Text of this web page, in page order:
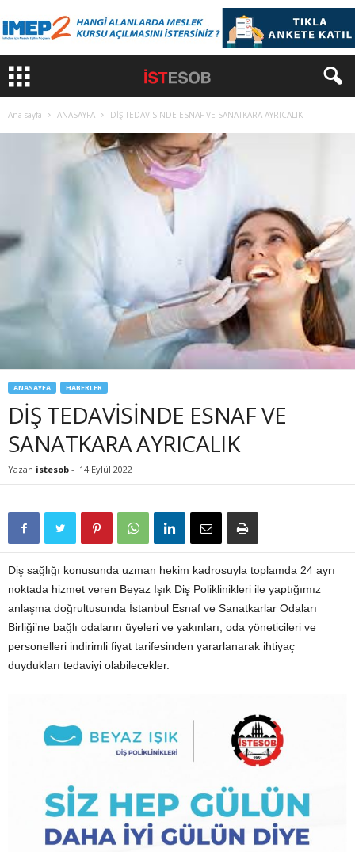
Ana sayfa ANASAYFA DİŞ TEDAVİSİNDE ESNAF VE SANATKARA AYRICALIK
ANASAYFA HABERLER
DİŞ TEDAVİSİNDE ESNAF VE
SANATKARA AYRICALIK
Yazan istesob - 14 Eylül 2022
Diş sağlığı konusunda uzman hekim kadrosuyla toplamda 24 ayrı
noktada hizmet veren Beyaz Işık Diş Poliklinikleri ile yaptığımız
anlaşma doğrultusunda İstanbul Esnaf ve Sanatkarlar Odaları
Birliği’ne bağlı odaların üyeleri ve yakınları, oda yöneticileri ve
personelleri indirimli fiyat tarifesinden yararlanarak ihtiyaç
duydukları tedaviyi olabilecekler.